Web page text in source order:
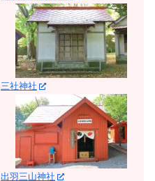
三社神社
出羽三山神社